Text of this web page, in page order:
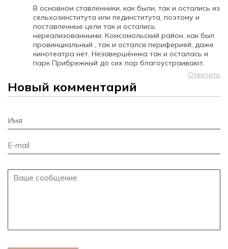
В основном ставленники, как были, так и остались из
сельхозинститута или пединститута, поэтому и
поставленные цели так и остались
нереализованными: Комсомольский район, как был
провинциальный , так и остался периферией, даже
кинотеатра нет. Незавершённка так и осталась и
парк Прибрежный до сих пор благоустраивают.
Ответить
Новый комментарий